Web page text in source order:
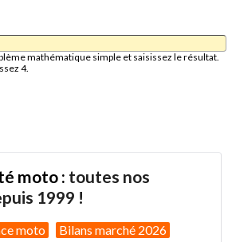
mathématique simple et saisissez le résultat.
4.
moto : toutes nos
1999 !
moto Bilans marché 2026